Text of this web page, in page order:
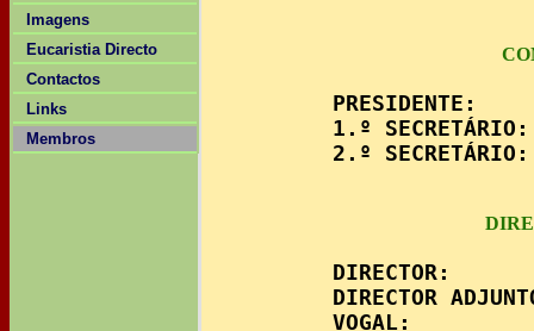
Imagens
Eucaristia Directo
Contactos
Links
Membros
1.º
2.º
DIRECTOR
VOGAL: